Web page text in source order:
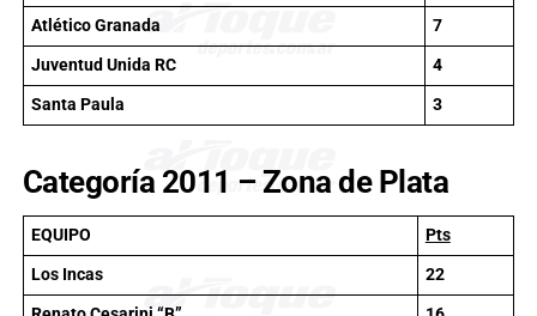
Atlético Granada
7
Juventud Unida RC
4
Santa Paula
3
Categoría 2011 – Zona de Plata
EQUIPO
Pts
Los Incas
22